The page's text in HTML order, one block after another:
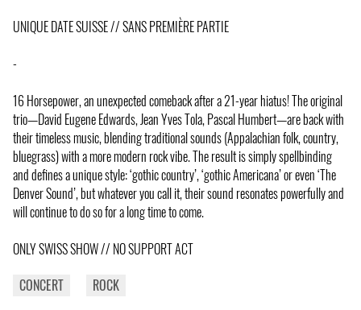
UNIQUE DATE SUISSE // SANS PREMIÈRE PARTIE
-
16 Horsepower, an unexpected comeback after a 21-year hiatus! The original
trio—David Eugene Edwards, Jean Yves Tola, Pascal Humbert—are back with
their timeless music, blending traditional sounds (Appalachian folk, country,
bluegrass) with a more modern rock vibe. The result is simply spellbinding
and defines a unique style: ‘gothic country’, ‘gothic Americana’ or even ‘The
Denver Sound’, but whatever you call it, their sound resonates powerfully and
will continue to do so for a long time to come.
ONLY SWISS SHOW // NO SUPPORT ACT
CONCERT
ROCK